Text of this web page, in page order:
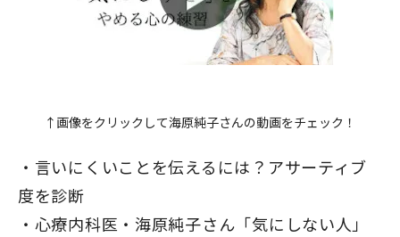
↑画像をクリックして海原純子さんの動画をチェック！
言いにくいことを伝えるには？アサーティブ
度を診断
心療内科医・海原純子さん「気にしない人」